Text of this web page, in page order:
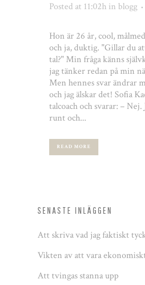
Posted at 11:02h in blogg
Hon är 26 år, cool,
och ja, duktig. "Gillar du
tal?" Min fråga känns
jag tänker redan på min
Men hennes svar ändrar
och jag älskar det! Sofia
talcoach och svarar: – Nej.
runt och...
READ MORE
SENASTE INLÄGGEN
Att skriva vad jag faktiskt
Vikten av att vara
Att tvingas stanna upp